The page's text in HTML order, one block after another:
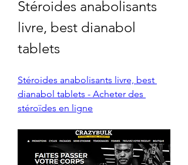
Stéroides anabolisants
livre, best dianabol
tablets
Stéroides anabolisants livre, best
dianabol tablets - Acheter des
stéroïdes en ligne